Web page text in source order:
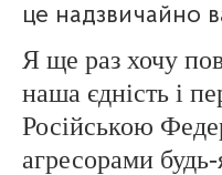
це надзвичайно
Я ще раз хочу
наша єдність і
Російською
агресорами